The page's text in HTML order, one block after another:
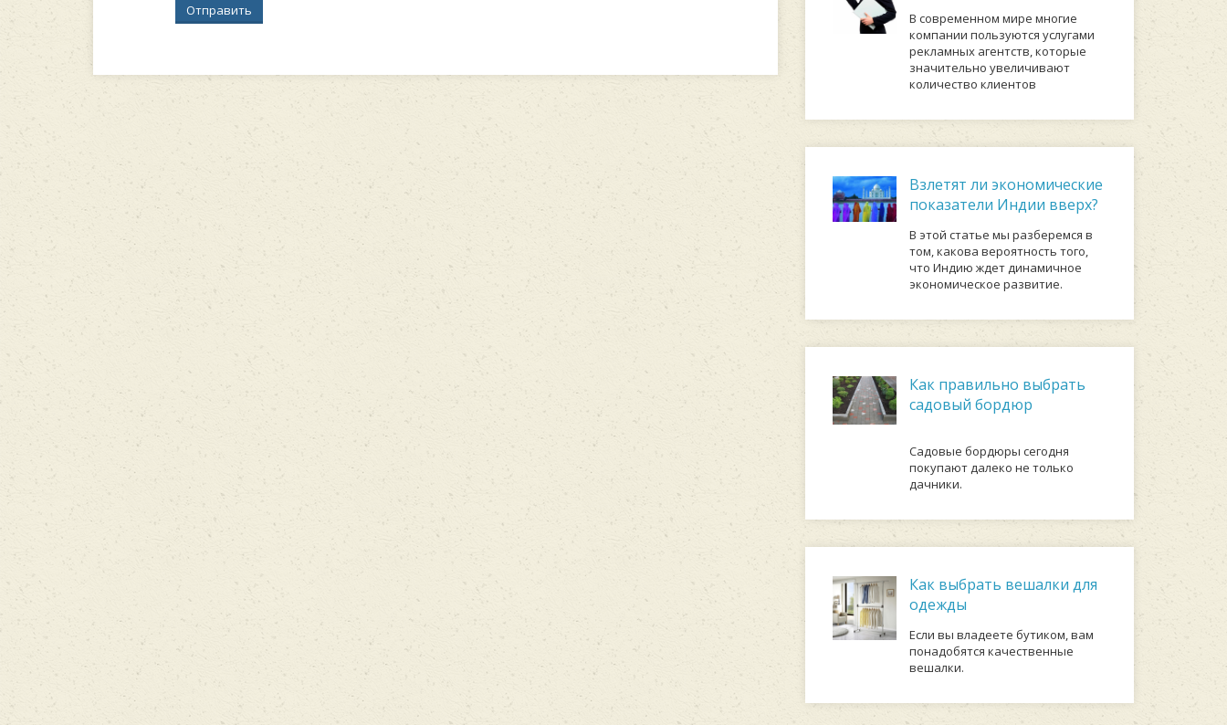
Отправить
В современном мире многие
компании пользуются услугами
рекламных агентств, которые
значительно увеличивают
количество клиентов
Взлетят ли экономические
показатели Индии вверх?
В этой статье мы разберемся в
том, какова вероятность того,
что Индию ждет динамичное
экономическое развитие.
Как правильно выбрать
садовый бордюр
Садовые бордюры сегодня
покупают далеко не только
дачники.
Как выбрать вешалки для
одежды
Если вы владеете бутиком, вам
понадобятся качественные
вешалки.